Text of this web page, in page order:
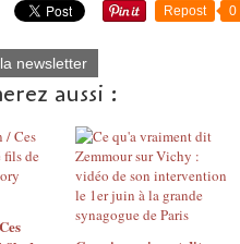
Repost 0
newsletter
aussi :